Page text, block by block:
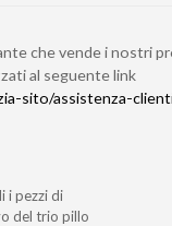
che vende i nostri
al seguente link
sito/assistenza-
i pezzi di
del trio pillo